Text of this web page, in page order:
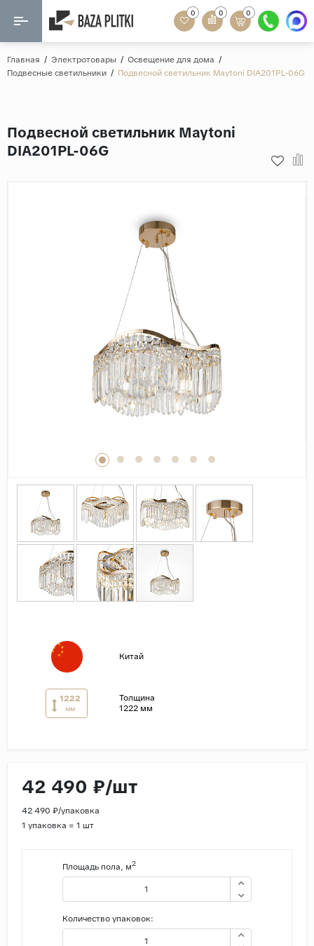
Назад
60х60
Матовая
Лаппатированная
Мозаика
0 0 0
Главная / Электротовары / Освещение для дома /
Подвесные светильники / Подвесной светильник Maytoni DIA201PL-06G
Подвесной светильник Maytoni
DIA201PL-06G
Китай
1222
мм
Толщина
1222 мм
42 490 ₽/шт
42 490 ₽/упаковка
1 упаковка = 1 шт
Площадь пола, м2
Количество упаковок: